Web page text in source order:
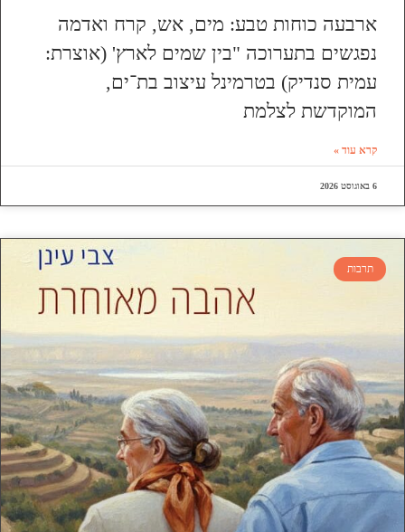
ארבעה כוחות טבע: מים, אש, קרח ואדמה
נפגשים בתערוכה "בין שמים לארץ' (אוצרת:
עמית סנדיק) בטרמינל עיצוב בת־ים,
המוקדשת לצלמת
קרא עוד »
6 באוגוסט 2026
תרבות